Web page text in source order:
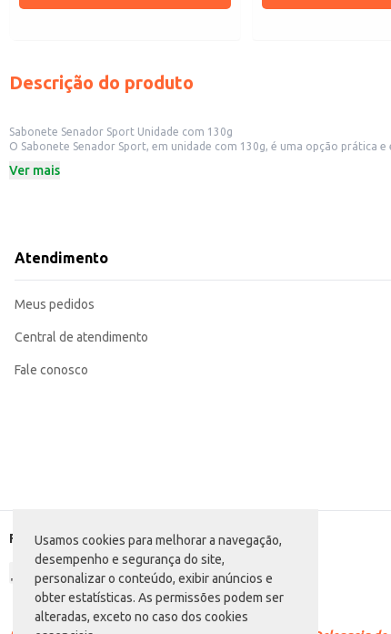
Usamos cookies para melhorar a navegação,
desempenho e segurança do site,
personalizar o conteúdo, exibir anúncios e
obter estatísticas. As permissões podem ser
alteradas, exceto no caso dos cookies
Descrição do produto
Sabonete Senador Sport Unidade com 130g
O Sabonete Senador Sport, em unidade com 130g, é uma opção prática e eficiente para higiene pessoal. Sua formulação é adequada para uso diário e
Dicas de Uso:
O Sabonete Senador Sport proporciona limpeza e praticidade, sendo
para o varejo.
Departamento: Higiene e perfumaria
Conteúdo: 130g
Ver mais
Atendimento
Meus pedidos
Central de atendimento
Fale conosco
Formas de pagamento